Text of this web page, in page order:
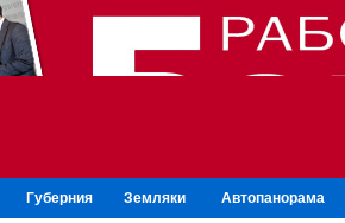
Губерния Земляки Автопанорама